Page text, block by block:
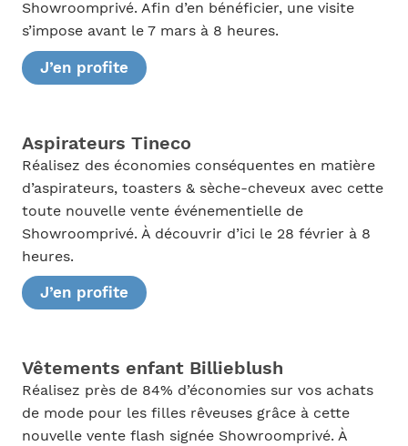
Showroomprivé. Afin d’en bénéficier, une visite
s’impose avant le 7 mars à 8 heures.
J’en profite
Aspirateurs Tineco
Réalisez des économies conséquentes en matière
d’aspirateurs, toasters & sèche-cheveux avec cette
toute nouvelle vente événementielle de
Showroomprivé. À découvrir d’ici le 28 février à 8
heures.
J’en profite
Vêtements enfant Billieblush
Réalisez près de 84% d’économies sur vos achats
de mode pour les filles rêveuses grâce à cette
nouvelle vente flash signée Showroomprivé. À